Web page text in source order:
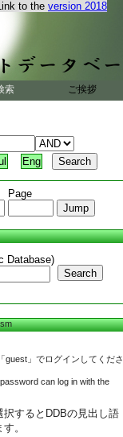
to the version 2018
索 ご挨拶
Eng
Page
Database)
Search
guest」でログインしてくださ
can log in with the
するとDDBの見出し語
。